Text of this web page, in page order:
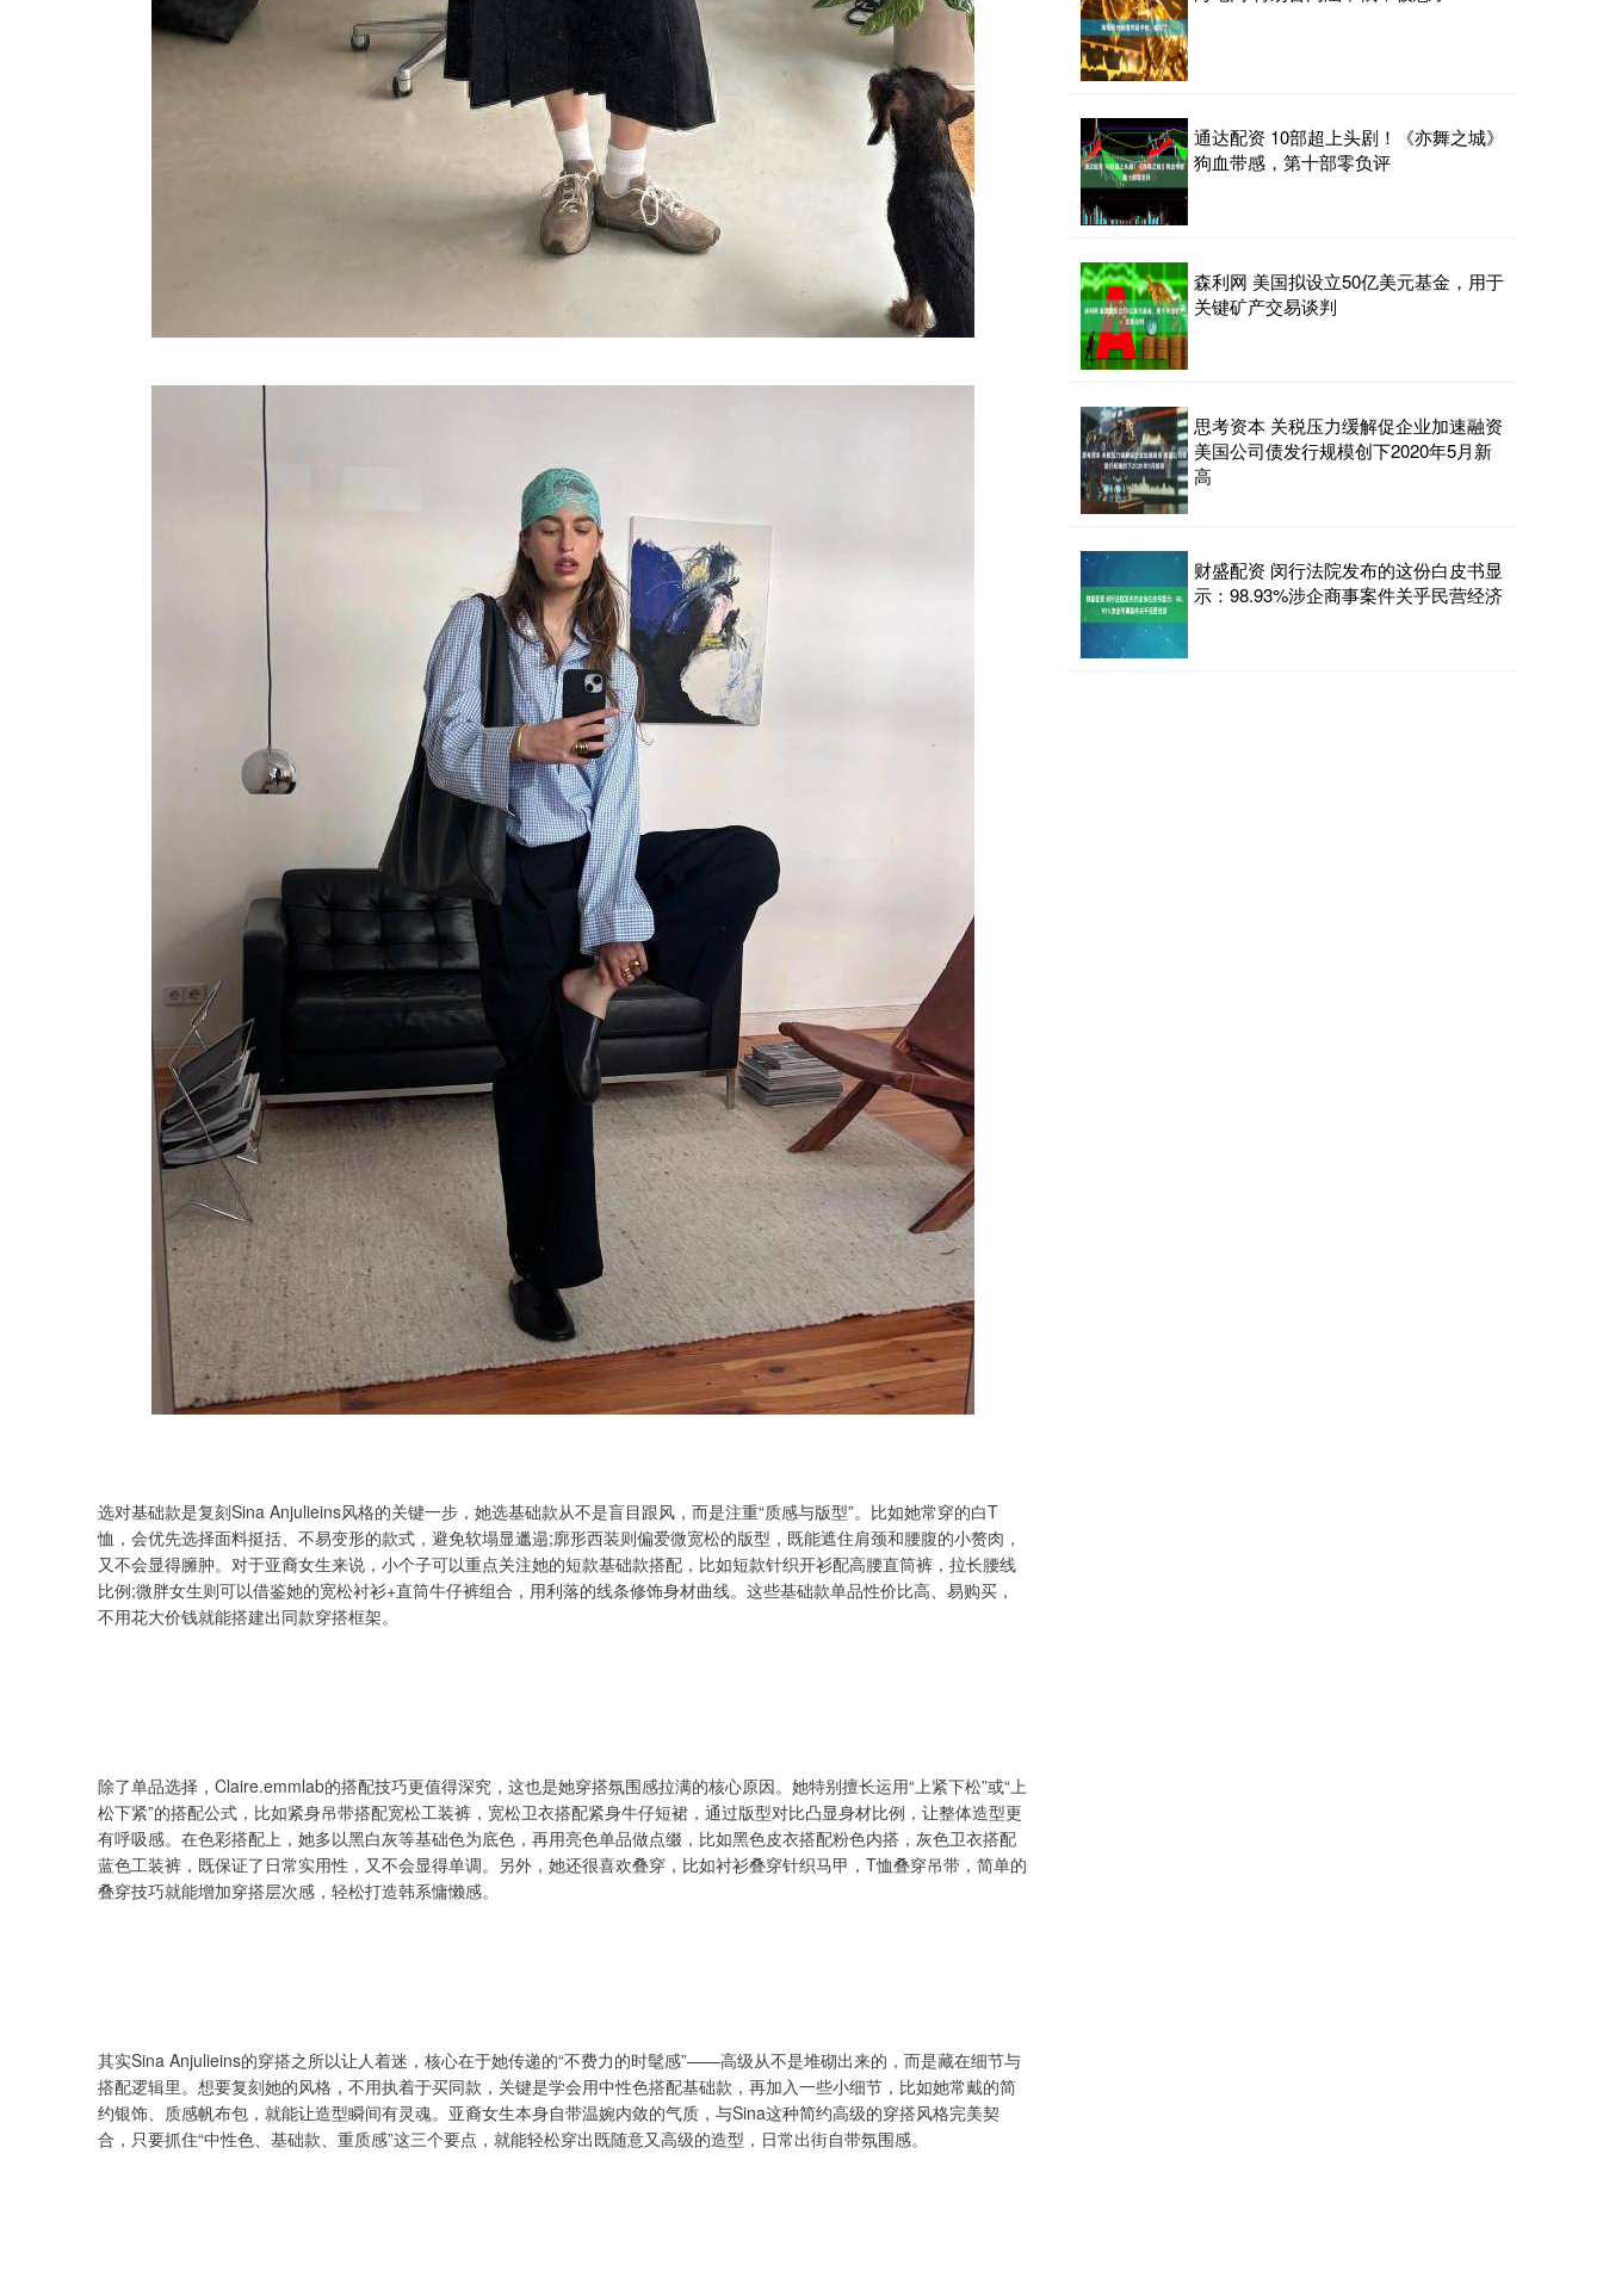
选对基础款是复刻Sina Anjulieins风格的关键一步，她选基础款从不是盲目跟风，而是注重“质感与版型”。比如她常穿的白T
恤，会优先选择面料挺括、不易变形的款式，避免软塌显邋遢;廓形西装则偏爱微宽松的版型，既能遮住肩颈和腰腹的小赘肉，
又不会显得臃肿。对于亚裔女生来说，小个子可以重点关注她的短款基础款搭配，比如短款针织开衫配高腰直筒裤，拉长腰线
比例;微胖女生则可以借鉴她的宽松衬衫+直筒牛仔裤组合，用利落的线条修饰身材曲线。这些基础款单品性价比高、易购买，
不用花大价钱就能搭建出同款穿搭框架。
除了单品选择，Claire.emmlab的搭配技巧更值得深究，这也是她穿搭氛围感拉满的核心原因。她特别擅长运用“上紧下松”或“上
松下紧”的搭配公式，比如紧身吊带搭配宽松工装裤，宽松卫衣搭配紧身牛仔短裙，通过版型对比凸显身材比例，让整体造型更
有呼吸感。在色彩搭配上，她多以黑白灰等基础色为底色，再用亮色单品做点缀，比如黑色皮衣搭配粉色内搭，灰色卫衣搭配
蓝色工装裤，既保证了日常实用性，又不会显得单调。另外，她还很喜欢叠穿，比如衬衫叠穿针织马甲，T恤叠穿吊带，简单的
叠穿技巧就能增加穿搭层次感，轻松打造韩系慵懒感。
其实Sina Anjulieins的穿搭之所以让人着迷，核心在于她传递的“不费力的时髦感”——高级从不是堆砌出来的，而是藏在细节与
搭配逻辑里。想要复刻她的风格，不用执着于买同款，关键是学会用中性色搭配基础款，再加入一些小细节，比如她常戴的简
约银饰、质感帆布包，就能让造型瞬间有灵魂。亚裔女生本身自带温婉内敛的气质，与Sina这种简约高级的穿搭风格完美契
合，只要抓住“中性色、基础款、重质感”这三个要点，就能轻松穿出既随意又高级的造型，日常出街自带氛围感。
通达配资 10部超上头剧！《亦舞之城》
狗血带感，第十部零负评
森利网 美国拟设立50亿美元基金，用于
关键矿产交易谈判
思考资本 关税压力缓解促企业加速融资
美国公司债发行规模创下2020年5月新
高
财盛配资 闵行法院发布的这份白皮书显
示：98.93%涉企商事案件关乎民营经济